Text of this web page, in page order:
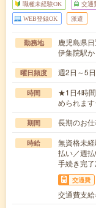
職種未経験OK 交通
WEB登録OK 派遣
勤務地
鹿児島県
伊集院駅
曜日頻度 週2日～5
時間
★1日4時
められま
期間 長期のお
時給
無資格未
払い／週
手続き完了
交通費
交通費支